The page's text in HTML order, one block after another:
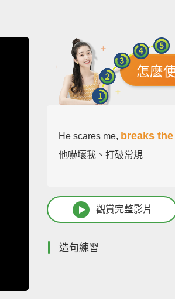
怎麼
He scares me, breaks
他嚇壞我、打破常規
觀賞完整影片
造句練習